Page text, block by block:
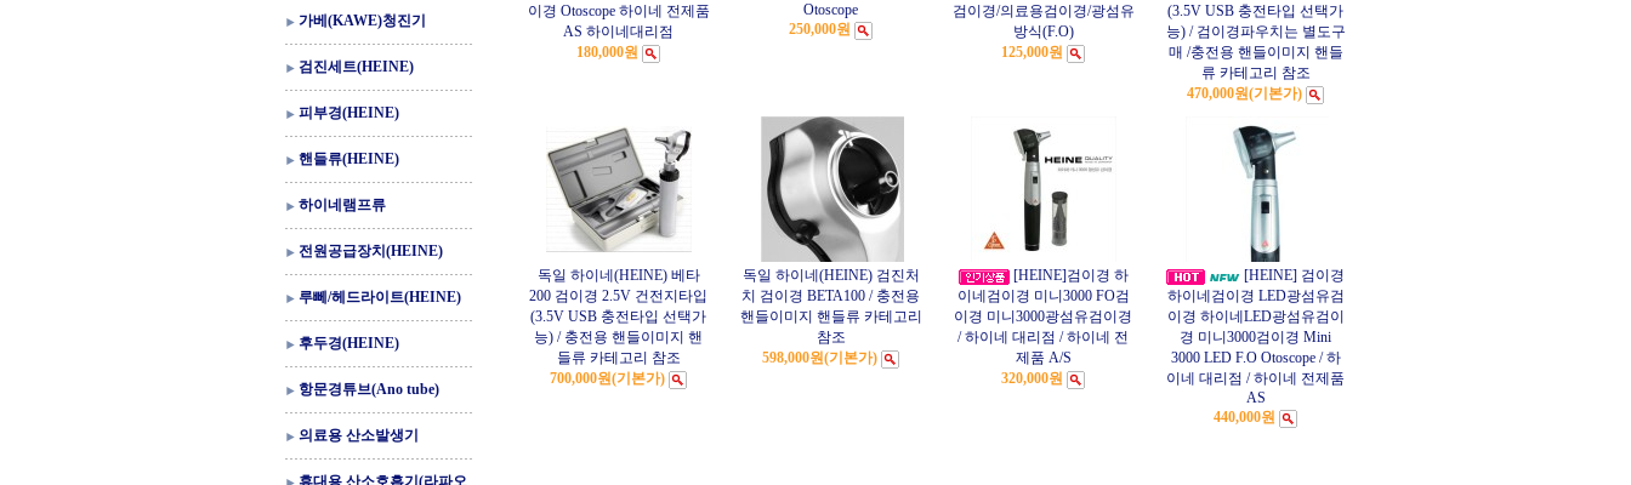
가베(KAWE)청진기
검진세트(HEINE)
피부경(HEINE)
핸들류(HEINE)
하이네램프류
전원공급장치(HEINE)
루뻬/헤드라이트(HEINE)
후두경(HEINE)
항문경튜브(Ano tube)
의료용 산소발생기
휴대용 산소호흡기(라파오
이경 Otoscope 하이네 전제품
AS 하이네대리점
180,000원
Otoscope
250,000원
검이경/의료용검이경/광섬유
방식(F.O)
125,000원
(3.5V USB 충전타입 선택가
능) / 검이경파우치는 별도구
매 /충전용 핸들이미지 핸들
류 카테고리 참조
470,000원(기본가)
독일 하이네(HEINE) 베타
200 검이경 2.5V 건전지타입
(3.5V USB 충전타입 선택가
능) / 충전용 핸들이미지 핸
들류 카테고리 참조
700,000원(기본가)
독일 하이네(HEINE) 검진처
치 검이경 BETA100 / 충전용
핸들이미지 핸들류 카테고리
참조
598,000원(기본가)
[HEINE]검이경 하
이네검이경 미니3000 FO검
이경 미니3000광섬유검이경
/ 하이네 대리점 / 하이네 전
제품 A/S
320,000원
[HEINE] 검이경
하이네검이경 LED광섬유검
이경 하이네LED광섬유검이
경 미니3000검이경 Mini
3000 LED F.O Otoscope / 하
이네 대리점 / 하이네 전제품
AS
440,000원